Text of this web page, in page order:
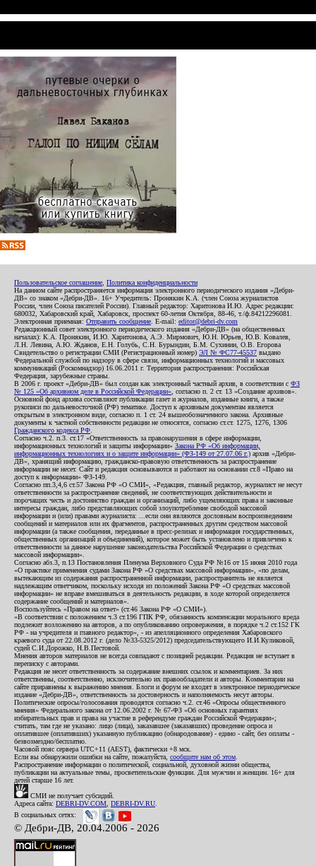
Пользовательское соглашение Политика конфиденциальности
На данном сайте распространяется информация электронного периодического издания «Дебри-
ДВ» со знаком «Дебри-ДВ». 16+ Учредитель: Пронякин К.А. (член Союза журналистов
России, член Союза писателей России). Главный редактор: Харитонова И.Ю. Адрес редакции:
680032, Хабаровский край, Хабаровск, проспект 60-летия Октября, 88-46, т./ф.84212296081.
Электронная приемная: Отправить сообщение . E-mail: editor@debri-dv.com
Редакционный совет электронного периодического издания «Дебри-ДВ» (на общественных
началах): К.А. Пронякин, И.Ю. Харитонова, А.Э. Мирмович, Ю.Н. Юрьев, Ю.В. Ковалев,
Л.Н. Левина, А.Ю. Жданов, Е.Н. Голубь, С.Н. Бурындин, Б.М. Сухинин, О.В. Егорова
Свидетельство о регистрации СМИ (Регистрационный номер) ЭЛ № ФС77-45537 выдано
Федеральной службой по надзору в сфере связи, информационных технологий и массовых
коммуникаций (Роскомнадзор) 16.06.2011 г. Территория распространения: Российская
Федерация, зарубежные страны.
В 2006 г. проект «Дебри-ДВ» был создан как электронный частный архив, в соответствии с ФЗ
№ 125 «Об архивном деле в Российской Федерации» , согласно п. 2 ст. 13 «Создание архивов».
Основной фонд архива составляют публикации газет и журналов, изданные книги, а также
рукописи по дальневосточной (РФ) тематике. Доступ к архивным документам является
открытым в электронном виде, согласно п. 1 ст. 24 вышеобозначенного закона. Архивные
документы к частной собственности редакции не относятся, согласно ст.ст. 1275, 1276, 1306
Гражданского кодекса РФ
Согласно ч.2. п.3. ст.17 «Ответственность за правонарушения в сфере информации,
информационных технологий и защиты информации» Закона РФ «Об информации,
информационных технологиях и о защите информации» (ФЗ-149 от 27.07.06 г.) архив «Дебри-
ДВ», хранящий информацию, гражданско-правовую ответственность за распространение
информации не несет. Сайт и редакция основываются и работают на основании ст.8 «Право на
доступ к информации» ФЗ-149.
Согласно пп.3,4,6 ст.57 Закона РФ «О СМИ», «Редакция, главный редактор, журналист не несут
ответственности за распространение сведений, не соответствующих действительности и
порочащих честь и достоинство граждан и организаций, либо ущемляющих права и законные
интересы граждан, либо представляющих собой злоупотребление свободой массовой
информации и (или) правами журналиста: ...если они являются дословным воспроизведением
сообщений и материалов или их фрагментов, распространенных другим средством массовой
информации (а также сообщения, переданные в пресс-релизах и информация государственных,
общественных организаций и объединений), которое может быть установлено и привлечено к
ответственности за данное нарушение законодательства Российской Федерации о средствах
массовой информации».
Согласно абз.3, п.13 Постановления Пленума Верховного Суда РФ №16 от 15 июня 2010 года
«О практике применения судами Закона РФ «О средствах массовой информации», «по делам,
вытекающим из содержания распространенной информации, распространитель не является
надлежащим ответчиком, поскольку исходя из положений Закона РФ «О средствах массовой
информации» не вправе вмешиваться в деятельность редакции, в ходе которой определяется
содержание сообщений и материалов».
Воспользуйтесь «Правом на ответ» (ст.46 Закона РФ «О СМИ»).
«В соответствии с положением ч.3 ст.196 ГПК РФ, обязанность компенсации морального вреда
подлежит возложению на авторов, а по опубликованию опровержения, в порядке ч.2 ст.152 ГК
РФ - на учредителя и главного редактор», - из апелляционного определения Хабаровского
краевого суда от 22.08.2012 г. (дело №33-5325/2012) председательствующего И.И.Куликовой,
судей С.И.Дорожко, Н.В.Пестовой.
Мнения авторов материалов не всегда совпадают с позицией редакции. Редакция не вступает в
переписку с авторами.
Редакция не несет ответственность за содержание внешних ссылок и комментариев. За них
ответственны, соответственно, исключительно их правообладатели и авторы. Комментарии на
сайте приравнены к выражению мнения. Блоги и форум не входят в электронное периодическое
издание «Дебри-ДВ», ответственность за достоверность и наполняемость несут авторы.
Политические опросы/голосования проводятся согласно ч.2. ст.46 «Опросы общественного
мнения» Федерального закона от 12.06.2002 г. № 67-ФЗ «Об основных гарантиях
избирательных прав и права на участие в референдуме граждан Российской Федерации»;
считать, там где не указано: лицо (лица), заказавшее (заказавших) проведение опроса и
оплатившее (оплативших) указанную публикацию (обнародование) - едино - сайт, без оплаты -
безвозмездно/бесплатно.
Часовой пояс сервера UTC+11 (AEST), фактически +8 мск.
Если вы обнаружили ошибки на сайте, пожалуйста, сообщите нам об этом
Распространение информации о политической, социальной, духовной жизни общества,
публикации на актуальные темы, просветительские функции. Для мужчин и женщин. 16+ для
детей старше 16 лет.
СМИ не получает субсидий.
Адреса сайта: DEBRI-DV.COM DEBRI-DV.RU
В социальных сетях:
© Дебри-ДВ, 20.04.2006 - 2026